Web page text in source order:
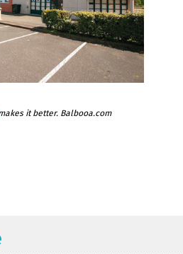
it better. Balbooa.com